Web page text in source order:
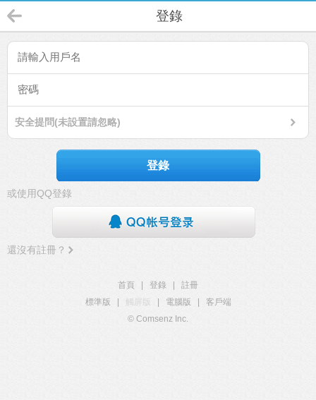
登錄
安全提問(未設置請忽略)
登錄
或使用QQ登錄
還沒有註冊？
首頁 登錄
註冊
標準版
觸屏版 電腦版
客戶端
© Comsenz Inc.